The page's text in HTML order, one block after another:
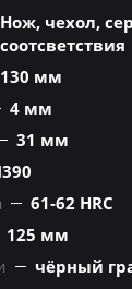
Нож, чехол,
соотсветствия
130 мм
4 мм
31 мм
61-62 HRC
125 мм
чёрный